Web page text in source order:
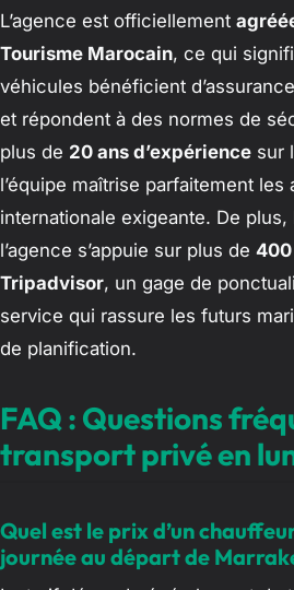
L’agence est officiellement
Tourisme Marocain, ce qui
véhicules bénéficient
et répondent à des normes de
plus de 20 ans d’expérience sur
l’équipe maîtrise parfaitement les
internationale exigeante. De plus,
l’agence s’appuie sur plus de 400
Tripadvisor, un gage de
service qui rassure les futurs
de planification.
FAQ : Questions
transport privé en
Quel est le prix d’un
journée au départ de